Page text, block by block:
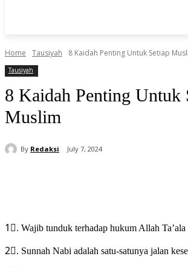
Home Tausiyah 8 Kaidah Penting Untuk Setiap
Tausiyah
8 Kaidah Penting Untuk
Muslim
By Redaksi July 7, 2024
1⃣. Wajib tunduk terhadap hukum Allah
2⃣. Sunnah Nabi adalah satu-satunya jalan